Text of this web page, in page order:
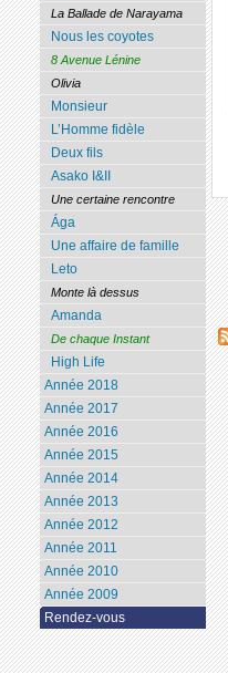
La Ballade de Narayama
Nous les coyotes
8 Avenue Lénine
Olivia
Monsieur
L’Homme fidèle
Deux fils
Asako I&II
Une certaine rencontre
Ága
Une affaire de famille
Leto
Monte là dessus
Amanda
De chaque Instant
High Life
Année 2018
Année 2017
Année 2016
Année 2015
Année 2014
Année 2013
Année 2012
Année 2011
Année 2010
Année 2009
Rendez-vous